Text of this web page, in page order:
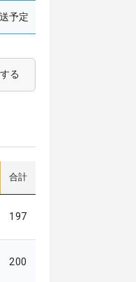
予定
る
合計
197
200